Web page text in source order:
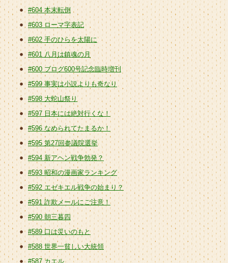
#604 本末転倒
#603 ローマ字表記
#602 手のひらを太陽に
#601 八月は鎮魂の月
#600 ブログ600号記念臨時増刊
#599 事実は小説よりも奇なり
#598 大蛇山祭り
#597 日本には絶対行くな！
#596 なめられてたまるか！
#595 第27回参議院選挙
#594 新アヘン戦争勃発？
#593 昭和の漫画家ランキング
#592 エゼキエル戦争の始まり？
#591 詐欺メールにご注意！
#590 朝三暮四
#589 口は災いのもと
#588 世界一貧しい大統領
#587 カエル